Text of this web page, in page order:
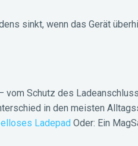
sinkt, wenn das Gerät
Schutz des
in den meisten
Ladepad Oder: Ein